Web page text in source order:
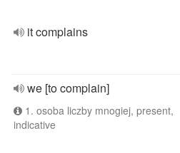
it complains
we [to complain]
1. osoba liczby mnogiej, present,
indicative